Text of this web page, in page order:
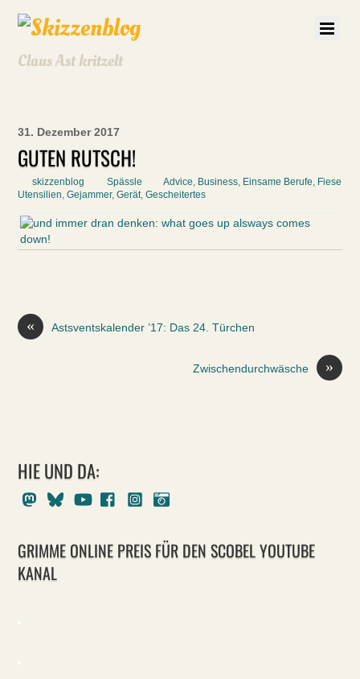
Claus Ast kritzelt
31. Dezember 2017
GUTEN RUTSCH!
skizzenblog Spässle Advice, Business, Einsame Berufe, Fiese
Utensilien,Gejammer,Gerät,Gescheitertes
« Astsventskalender ’17: Das 24. Türchen
»
Zwischendurchwäsche
HIE UND DA:
MastodonBlueskyYoutubeFacebookInstagram
GRIMME ONLINE PREIS FÜR DEN SCOBEL YOUTUBE
KANAL